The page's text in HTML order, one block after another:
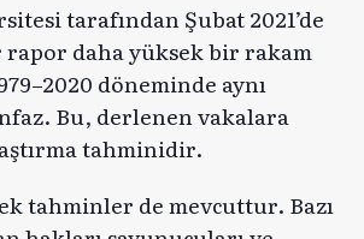
tarafından Şubat 2021’de
rapor daha yüksek bir rakam
döneminde aynı
Bu, derlenen vakalara
tahminidir.
tahminler de mevcuttur. Bazı